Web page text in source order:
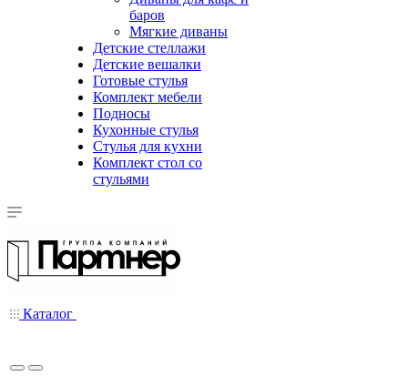
баров
Мягкие диваны
Детские стеллажи
Детские вешалки
Готовые стулья
Комплект мебели
Подносы
Кухонные стулья
Стулья для кухни
Комплект стол со
стульями
Каталог